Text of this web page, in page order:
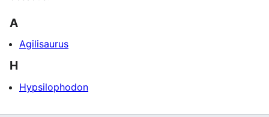
A
Agilisaurus
H
Hypsilophodon